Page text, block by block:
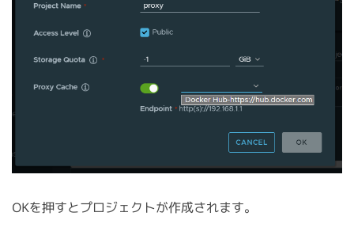
OKを押すとプロジェクトが作成されます。